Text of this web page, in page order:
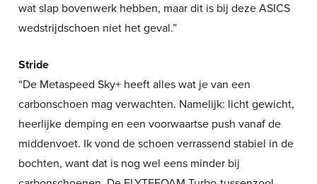
wat slap bovenwerk hebben, maar dit is bij deze ASICS
wedstrijdschoen niet het geval.”
Stride
“De Metaspeed Sky+ heeft alles wat je van een
carbonschoen mag verwachten. Namelijk: licht gewicht,
heerlijke demping en een voorwaartse push vanaf de
middenvoet. Ik vond de schoen verrassend stabiel in de
bochten, want dat is nog wel eens minder bij